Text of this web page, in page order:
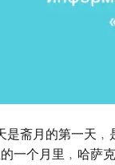
斋月的第一天
一个月里﹐哈萨